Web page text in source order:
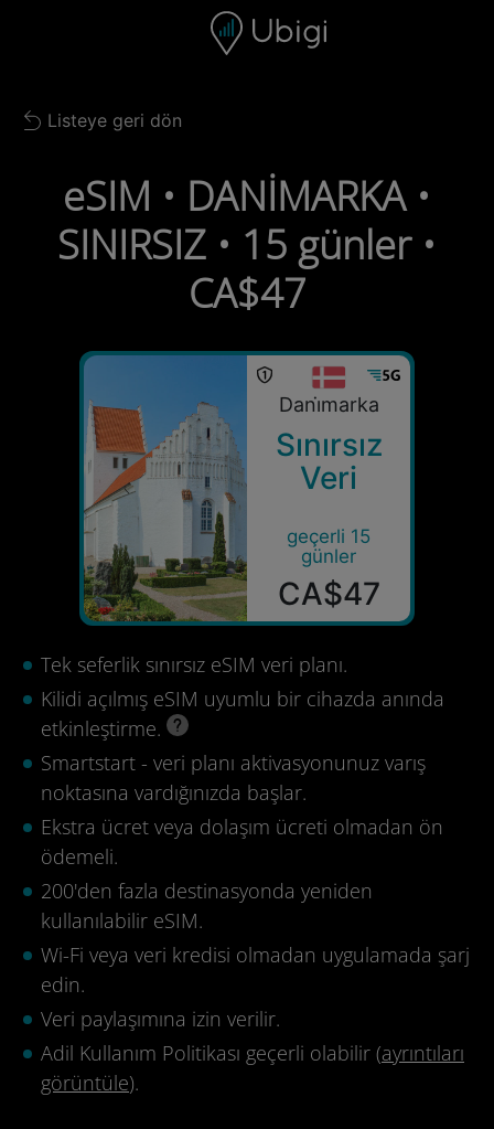
Gezinme çubuğu Alt bilgi
Back to list
Listeye geri dön
eSIM • DANİMARKA •
SINIRSIZ • 15 günler •
CA$47
Dani̇marka
Sınırsız
Veri
geçerli 15
günler
CA$47
Tek seferlik sınırsız eSIM veri planı.
Kilidi açılmış eSIM uyumlu bir cihazda anında
etkinleştirme.
Smartstart - veri planı aktivasyonunuz varış
noktasına vardığınızda başlar.
Ekstra ücret veya dolaşım ücreti olmadan ön
ödemeli.
200'den fazla destinasyonda yeniden
kullanılabilir eSIM.
Wi-Fi veya veri kredisi olmadan uygulamada şarj
edin.
Veri paylaşımına izin verilir.
Adil Kullanım Politikası geçerli olabilir (ayrıntıları
görüntüle).